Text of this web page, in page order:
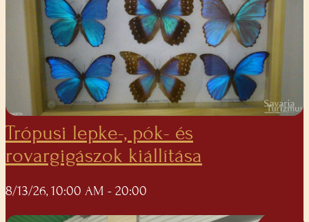
Trópusi lepke-, pók- és
rovargigászok kiállítása
8/13/26, 10:00 AM - 20:00